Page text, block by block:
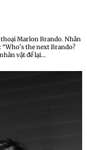
Marlon Brando. Nhân
the next Brando?
vật để lại…